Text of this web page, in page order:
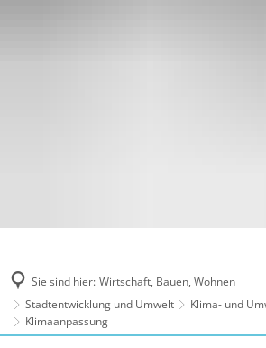
Sie sind hier: Wirtschaft, Bauen, Wohnen
Stadtentwicklung und Umwelt
Klima- und
Klimaanpassung